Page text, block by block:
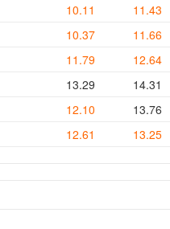
10.11 11.43
10.37 11.66
11.79 12.64
13.29 14.31
12.10 13.76
12.61 13.25